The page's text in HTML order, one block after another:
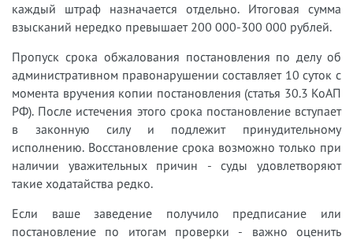
каждый штраф назначается отдельно. Итоговая сумма
взысканий нередко превышает 200 000-300 000 рублей.
Пропуск срока обжалования постановления по делу об
административном правонарушении составляет 10 суток с
момента вручения копии постановления (статья 30.3 КоАП
РФ). После истечения этого срока постановление вступает
в законную силу и подлежит принудительному
исполнению. Восстановление срока возможно только при
наличии уважительных причин - суды удовлетворяют
такие ходатайства редко.
Если ваше заведение получило предписание или
постановление по итогам проверки - важно оценить